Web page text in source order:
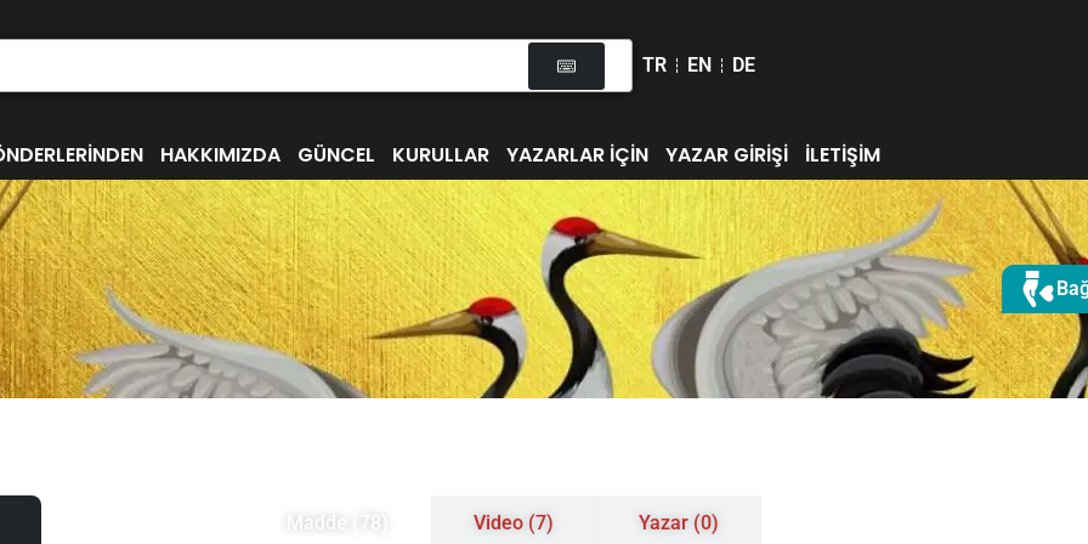
TR EN DE
HAKKIMIZDA GÜNCEL KURULLAR YAZARLAR İÇİN YAZAR GİRİŞİ İLETİŞİM
Madde (78) Video (7) Yazar (0)